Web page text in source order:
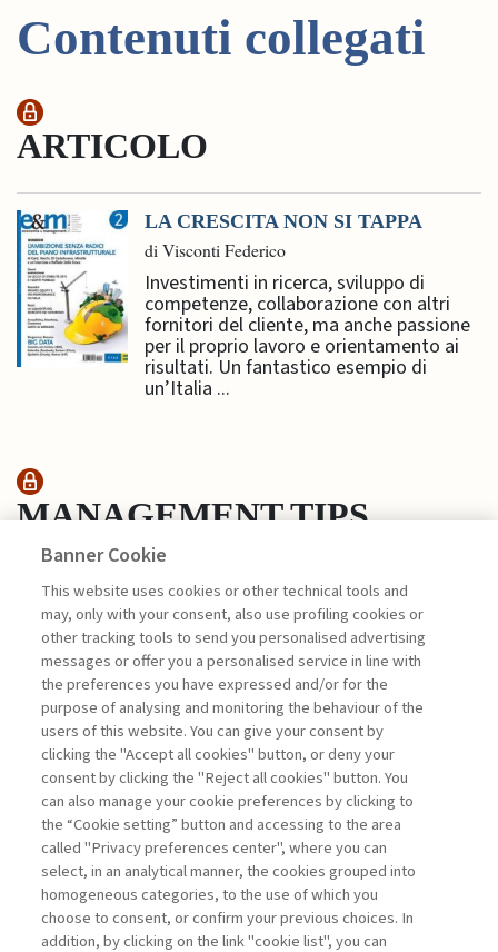
Contenuti collegati
ARTICOLO
LA CRESCITA NON SI TAPPA
di Visconti Federico
Investimenti in ricerca, sviluppo di
competenze, collaborazione con altri
fornitori del cliente, ma anche passione
per il proprio lavoro e orientamento ai
risultati. Un fantastico esempio di
un’Italia ...
MANAGEMENT TIPS
DONNE E INNOVAZIONE:
SUPERARE IL GENDER ...
di Laura Gatti
La consultazione dei libri è riservata esclusivamente
agli abbonati Premium
Legenda: Accedi Per registrati Per abbonati
Banner Cookie
This website uses cookies or other technical tools and
may, only with your consent, also use profiling cookies or
other tracking tools to send you personalised advertising
messages or offer you a personalised service in line with
the preferences you have expressed and/or for the
purpose of analysing and monitoring the behaviour of the
users of this website. You can give your consent by
clicking the "Accept all cookies" button, or deny your
consent by clicking the "Reject all cookies" button. You
can also manage your cookie preferences by clicking to
the “Cookie setting” button and accessing to the area
called "Privacy preferences center", where you can
select, in an analytical manner, the cookies grouped into
homogeneous categories, to the use of which you
choose to consent, or confirm your previous choices. In
addition, by clicking on the link "cookie list", you can